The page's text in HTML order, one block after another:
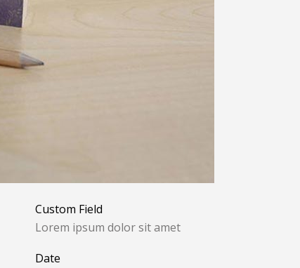
Custom Field
Lorem ipsum dolor sit amet
Date